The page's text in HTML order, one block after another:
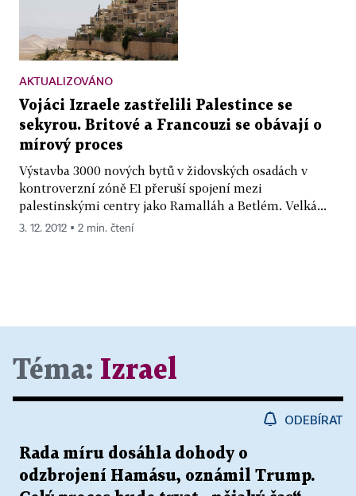
AKTUALIZOVÁNO
Vojáci Izraele zastřelili Palestince se
sekyrou. Britové a Francouzi se obávají o
mírový proces
Výstavba 3000 nových bytů v židovských osadách v
kontroverzní zóně E1 přeruší spojení mezi
palestinskými centry jako Ramalláh a Betlém. Velká...
3. 12. 2012 ▪ 2 min. čtení
Téma: Izrael
ODEBÍRAT
Rada míru dosáhla dohody o
odzbrojení Hamásu, oznámil Trump.